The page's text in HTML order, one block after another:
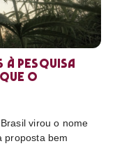
à pesquisa
o
virou o nome
bem